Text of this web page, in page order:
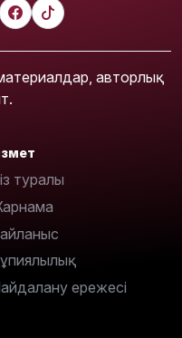
авторлық
туралы
ережесі